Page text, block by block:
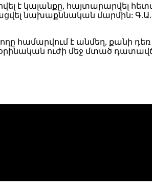
է կալանքը, հայտարարվել
նախաքննական մարմին:
համարվում է անմեղ, քանի
ուժի մեջ մտած